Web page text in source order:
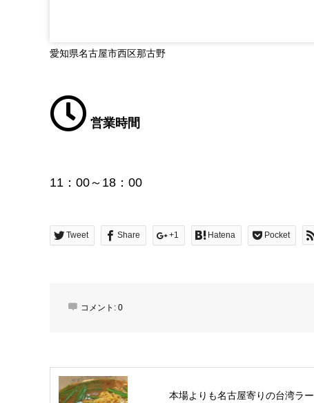
愛知県名古屋市西区那古野
営業時間
11：00～18：00
Tweet Share +1 Hatena Pocket
コメント: 0
本場よりも名古屋寄りの台湾ラー